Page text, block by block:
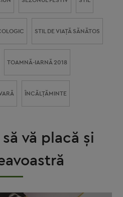
STIL DE VIAŢĂ SĂNĂTOS
TOAMNĂ-IARNĂ 2018
ÎNCĂLŢĂMINTE
vă placă și